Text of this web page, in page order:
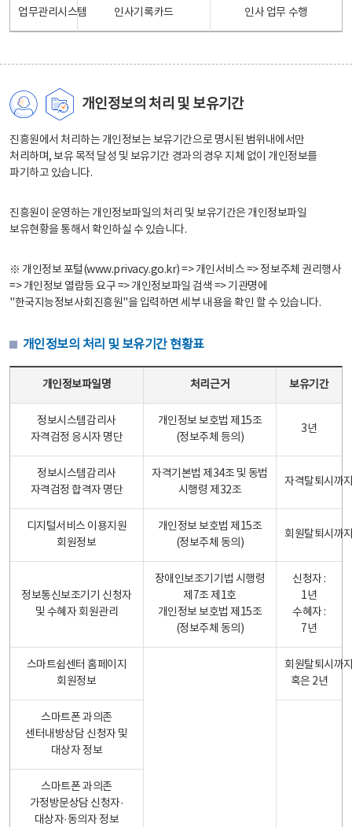
업무관리시스템 인사기록카드 인사 업무 수행
개인정보의 처리 및 보유기간
진흥원에서 처리하는 개인정보는 보유기간으로 명시된 범위내에서만
처리하며, 보유 목적 달성 및 보유기간 경과의 경우 지체 없이 개인정보를
파기하고 있습니다.
진흥원이 운영하는 개인정보파일의 처리 및 보유기간은 개인정보파일
보유현황을 통해서 확인하실 수 있습니다.
※ 개인정보 포털(www.privacy.go.kr) => 개인서비스 => 정보주체 권리행사
=> 개인정보 열람등 요구 => 개인정보파일 검색 => 기관명에
"한국지능정보사회진흥원"을 입력하면 세부 내용을 확인 할 수 있습니다.
개인정보의 처리 및 보유기간 현황표
개인정보파일명 처리근거 보유기간
정보시스템감리사
자격검정 응시자 명단
개인정보 보호법 제15조
(정보주체 등의)
3년
정보시스템감리사
자격검정 합격자 명단
자격기본법 제34조 및 동법
시행령 제32조
자격탈퇴시까
디지털서비스 이용지원
회원정보
개인정보 보호법 제15조
(정보주체 동의)
회원탈퇴시까
정보통신보조기기 신청자
및 수혜자 회원관리
장애인보조기기법 시행령
제7조 제1호
개인정보 보호법 제15조
(정보주체 동의)
신청자 :
1년
수혜자 :
7년
스마트쉼센터 홈페이지
회원정보
회원탈퇴시까
혹은 2년
스마트폰 과의존
센터내방상담 신청자 및
대상자 정보
스마트폰 과의존
가정방문상담 신청자·
대상자·동의자 정보